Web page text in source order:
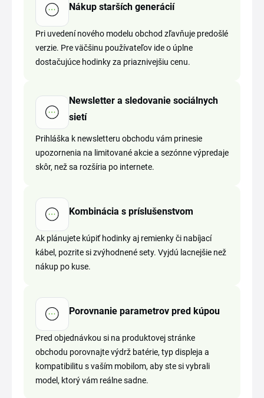
Nákup starších generácií
Pri uvedení nového modelu obchod zľavňuje predošlé
verzie. Pre väčšinu používateľov ide o úplne
dostačujúce hodinky za priaznivejšiu cenu.
Newsletter a sledovanie sociálnych
sietí
Prihláška k newsletteru obchodu vám prinesie
upozornenia na limitované akcie a sezónne výpredaje
skôr, než sa rozšíria po internete.
Kombinácia s príslušenstvom
Ak plánujete kúpiť hodinky aj remienky či nabíjací
kábel, pozrite si zvýhodnené sety. Vyjdú lacnejšie než
nákup po kuse.
Porovnanie parametrov pred kúpou
Pred objednávkou si na produktovej stránke
obchodu porovnajte výdrž batérie, typ displeja a
kompatibilitu s vaším mobilom, aby ste si vybrali
model, ktorý vám reálne sadne.